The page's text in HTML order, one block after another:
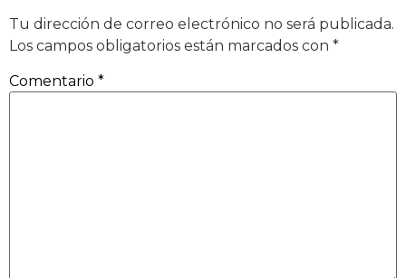
Tu dirección de correo electrónico no será publicada.
Los campos obligatorios están marcados con *
Comentario *